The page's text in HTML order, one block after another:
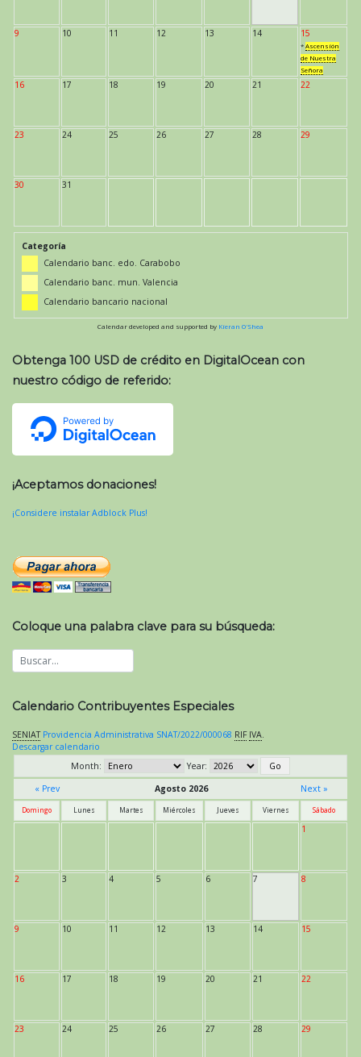
9 10 11 12 13 14 15
* Ascensión
de Nuestra
Señora
16 17 18 19 20 21 22
23 24 25 26 27 28 29
30 31
Categoría
Calendario banc. edo. Carabobo
Calendario banc. mun. Valencia
Calendario bancario nacional
Calendar developed and supported by Kieran O'Shea
Obtenga 100 USD de crédito en DigitalOcean con
nuestro código de referido:
¡Aceptamos donaciones!
¡Considere instalar Adblock Plus!
Coloque una palabra clave para su búsqueda:
Calendario Contribuyentes Especiales
SENIAT Providencia Administrativa SNAT/2022/000068 RIF IVA.
Descargar calendario
Month:
Year:
« Prev
Agosto 2026 Next »
Domingo Lunes Martes Miércoles Jueves Viernes Sábado
1
2 3 4 5 6 7 8
9 10 11 12 13 14 15
16 17 18 19 20 21 22
23 24 25 26 27 28 29